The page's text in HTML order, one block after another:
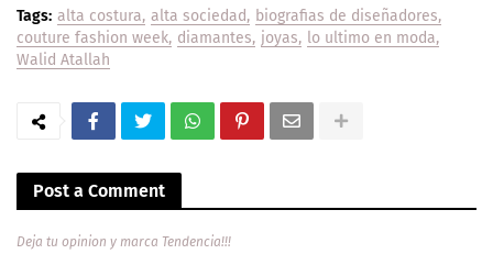
Tags: alta costura alta sociedad
biografias de diseñadores
couture fashion week diamantes joyas lo ultimo en moda
Walid Atallah
Post a Comment
Deja tu opinion y marca Tendencia!!!